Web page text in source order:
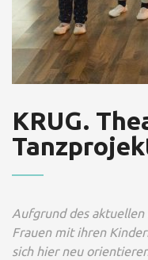
KRUG.
Aufgrund des
Frauen mit ihren
sich hier neu